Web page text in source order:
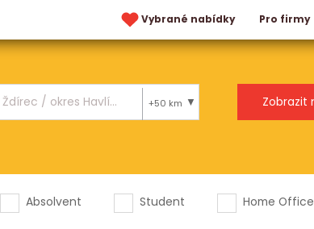
Vybrané nabídky Pro firmy
+50 km
Absolvent Student Home Office